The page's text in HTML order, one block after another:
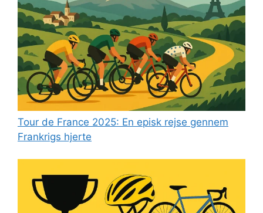
Tour de France 2025: En episk rejse gennem
Frankrigs hjerte